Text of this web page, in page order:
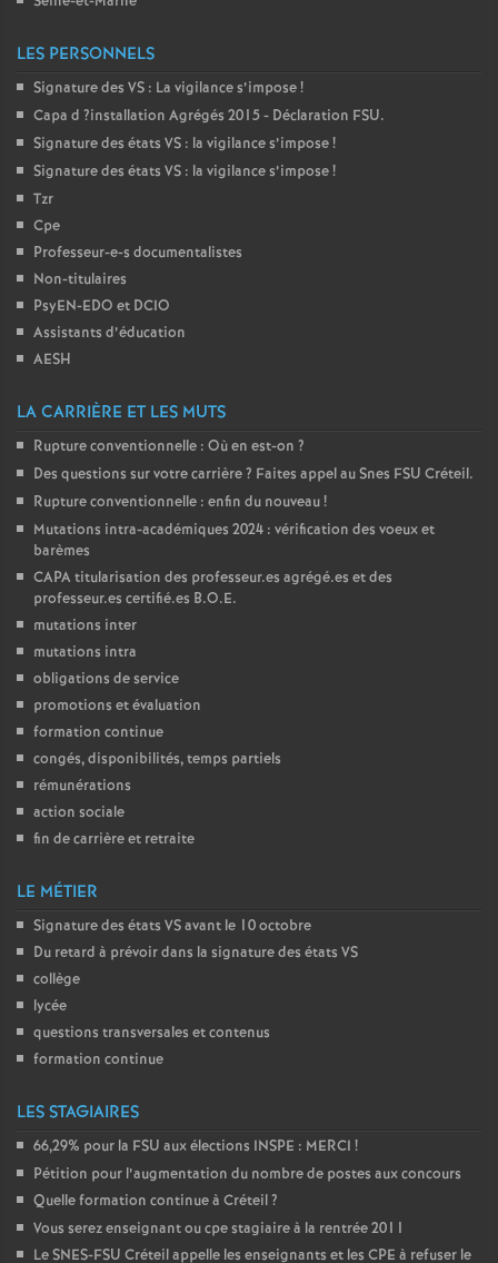
a
r
s
LES PERSONNELS
Signature des VS : La vigilance s’impose!
Capa d ?installation Agrégés 2015 - Déclaration FSU.
Signature des états VS : la vigilance s’impose!
Signature des états VS : la vigilance s’impose!
Tzr
Cpe
Professeur-e-s documentalistes
Non-titulaires
PsyEN-EDO et DCIO
Assistants d’éducation
AESH
LA CARRIÈRE ET LES MUTS
Rupture conventionnelle : Où en est-on ?
Des questions sur votre carrière? Faites appel au Snes FSU Créteil.
Rupture conventionnelle : enfin du nouveau!
Mutations intra-académiques 2024 : vérification des voeux et
barèmes
CAPAtitularisation des professeur.es agrégé.es et des
professeur.es certifié.es B.O.E.
mutations inter
mutations intra
obligations de service
promotions et évaluation
formation continue
congés, disponibilités, temps partiels
rémunérations
action sociale
fin de carrière et retraite
LE MÉTIER
Signature des états VSavant le 10 octobre
Du retard à prévoir dans la signature des états VS
collège
lycée
questions transversales et contenus
formation continue
LES STAGIAIRES
66,29% pour la FSU aux élections INSPE : MERCI !
Pétition pour l’augmentation du nombre de postes aux concours
Quelle formation continue à Créteil?
Vous serez enseignant ou cpe stagiaire à la rentrée 2011
LeSNES-FSU Créteil appelle les enseignants et les CPE à refuser le